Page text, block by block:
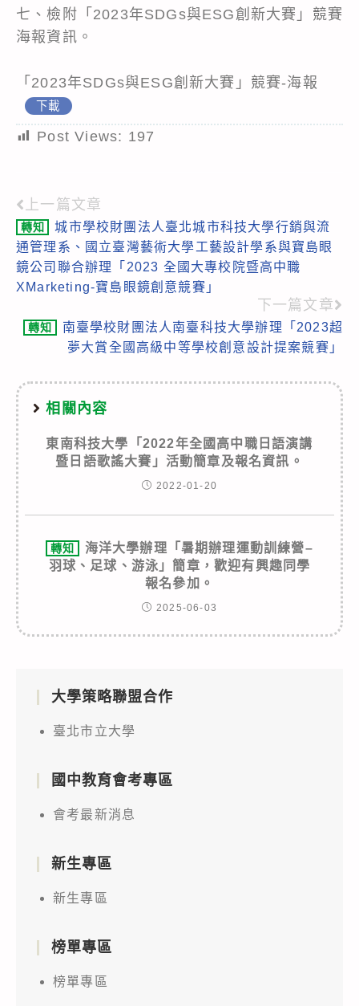
七、檢附「2023年SDGs與ESG創新大賽」競賽
海報資訊。
「2023年SDGs與ESG創新大賽」競賽-海報
下載
Post Views: 197
Read
more
articles
上一篇文章
轉知
城市學校財團法人臺北城市科技大學行銷與流
通管理系、國立臺灣藝術大學工藝設計學系與寶島眼
鏡公司聯合辦理「2023 全國大專校院暨高中職
XMarketing-寶島眼鏡創意競賽」
下一篇文章
轉知
南臺學校財團法人南臺科技大學辦理「2023超
夢大賞全國高級中等學校創意設計提案競賽」
相關內容
東南科技大學「2022年全國高中職日語演講
暨日語歌謠大賽」活動簡章及報名資訊。
2022-01-20
轉知
海洋大學辦理「暑期辦理運動訓練營–
羽球、足球、游泳」簡章，歡迎有興趣同學
報名參加。
2025-06-03
大學策略聯盟合作
臺北市立大學
國中教育會考專區
會考最新消息
新生專區
新生專區
榜單專區
榜單專區